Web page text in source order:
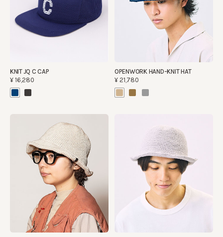
KNIT JQ C CAP
¥16,280
OPENWORK HAND-KNIT HAT
¥21,780